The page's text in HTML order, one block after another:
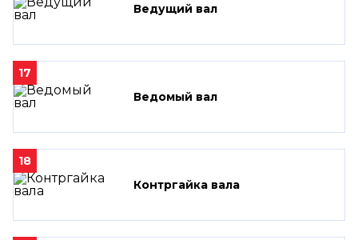
Ведущий вал
17
Ведомый вал
18
Контргайка вала